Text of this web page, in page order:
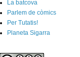
La batcova
Parlem de còmics
Per Tutatis!
Planeta Sigarra